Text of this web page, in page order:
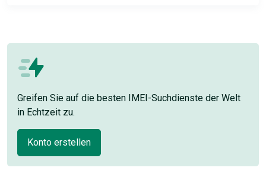
Greifen Sie auf die besten IMEI-Suchdienste der Welt
in Echtzeit zu.
Konto erstellen